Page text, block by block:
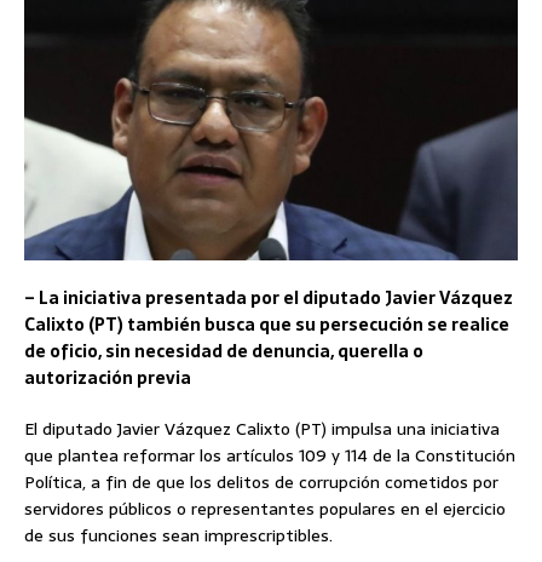
– La iniciativa presentada por el diputado Javier Vázquez
Calixto (PT) también busca que su persecución se realice
de oficio, sin necesidad de denuncia, querella o
autorización previa
El diputado Javier Vázquez Calixto (PT) impulsa una iniciativa
que plantea reformar los artículos 109 y 114 de la Constitución
Política, a fin de que los delitos de corrupción cometidos por
servidores públicos o representantes populares en el ejercicio
de sus funciones sean imprescriptibles.